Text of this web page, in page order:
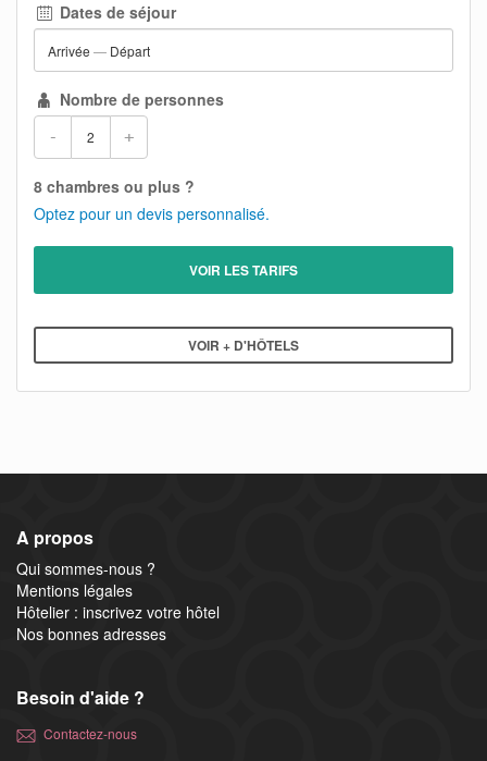
Dates de séjour
Arrivée — Départ
Nombre de personnes
- +
8 chambres ou plus ?
Optez pour un devis personnalisé.
VOIR LES TARIFS
VOIR + D'HÔTELS
A propos
Qui sommes-nous ?
Mentions légales
Hôtelier : inscrivez votre hôtel
Nos bonnes adresses
Besoin d'aide ?
Contactez-nous